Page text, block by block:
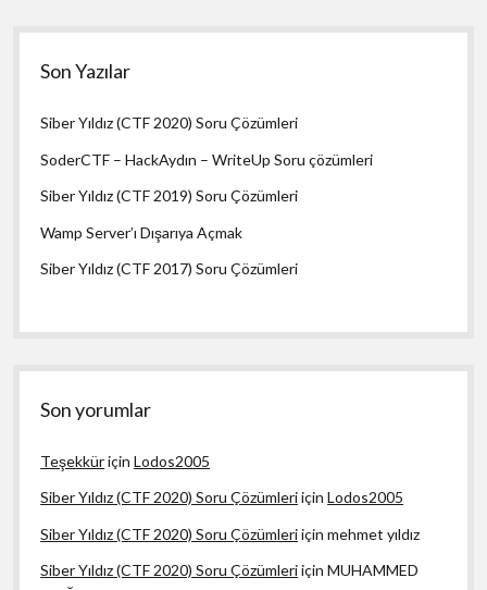
Son Yazılar
Siber Yıldız (CTF 2020) Soru Çözümleri
SoderCTF – HackAydın – WriteUp Soru çözümleri
Siber Yıldız (CTF 2019) Soru Çözümleri
Wamp Server’ı Dışarıya Açmak
Siber Yıldız (CTF 2017) Soru Çözümleri
Son yorumlar
TeşekküriçinLodos2005
Siber Yıldız (CTF 2020) Soru ÇözümleriiçinLodos2005
Siber Yıldız (CTF 2020) Soru Çözümleriiçinmehmet yıldız
Siber Yıldız (CTF 2020) Soru ÇözümleriiçinMUHAMMED